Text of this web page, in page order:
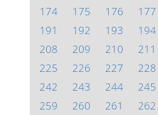
174
175 176 177
191
192 193 194
208
209 210 211
225
226 227 228
242
243 244 245
259
260 261 262